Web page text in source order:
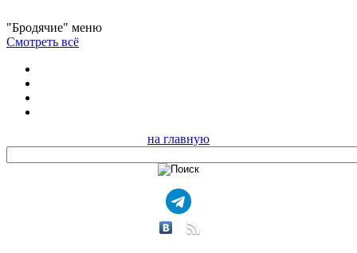
"Бродячие" меню
Смотреть всё
на главную